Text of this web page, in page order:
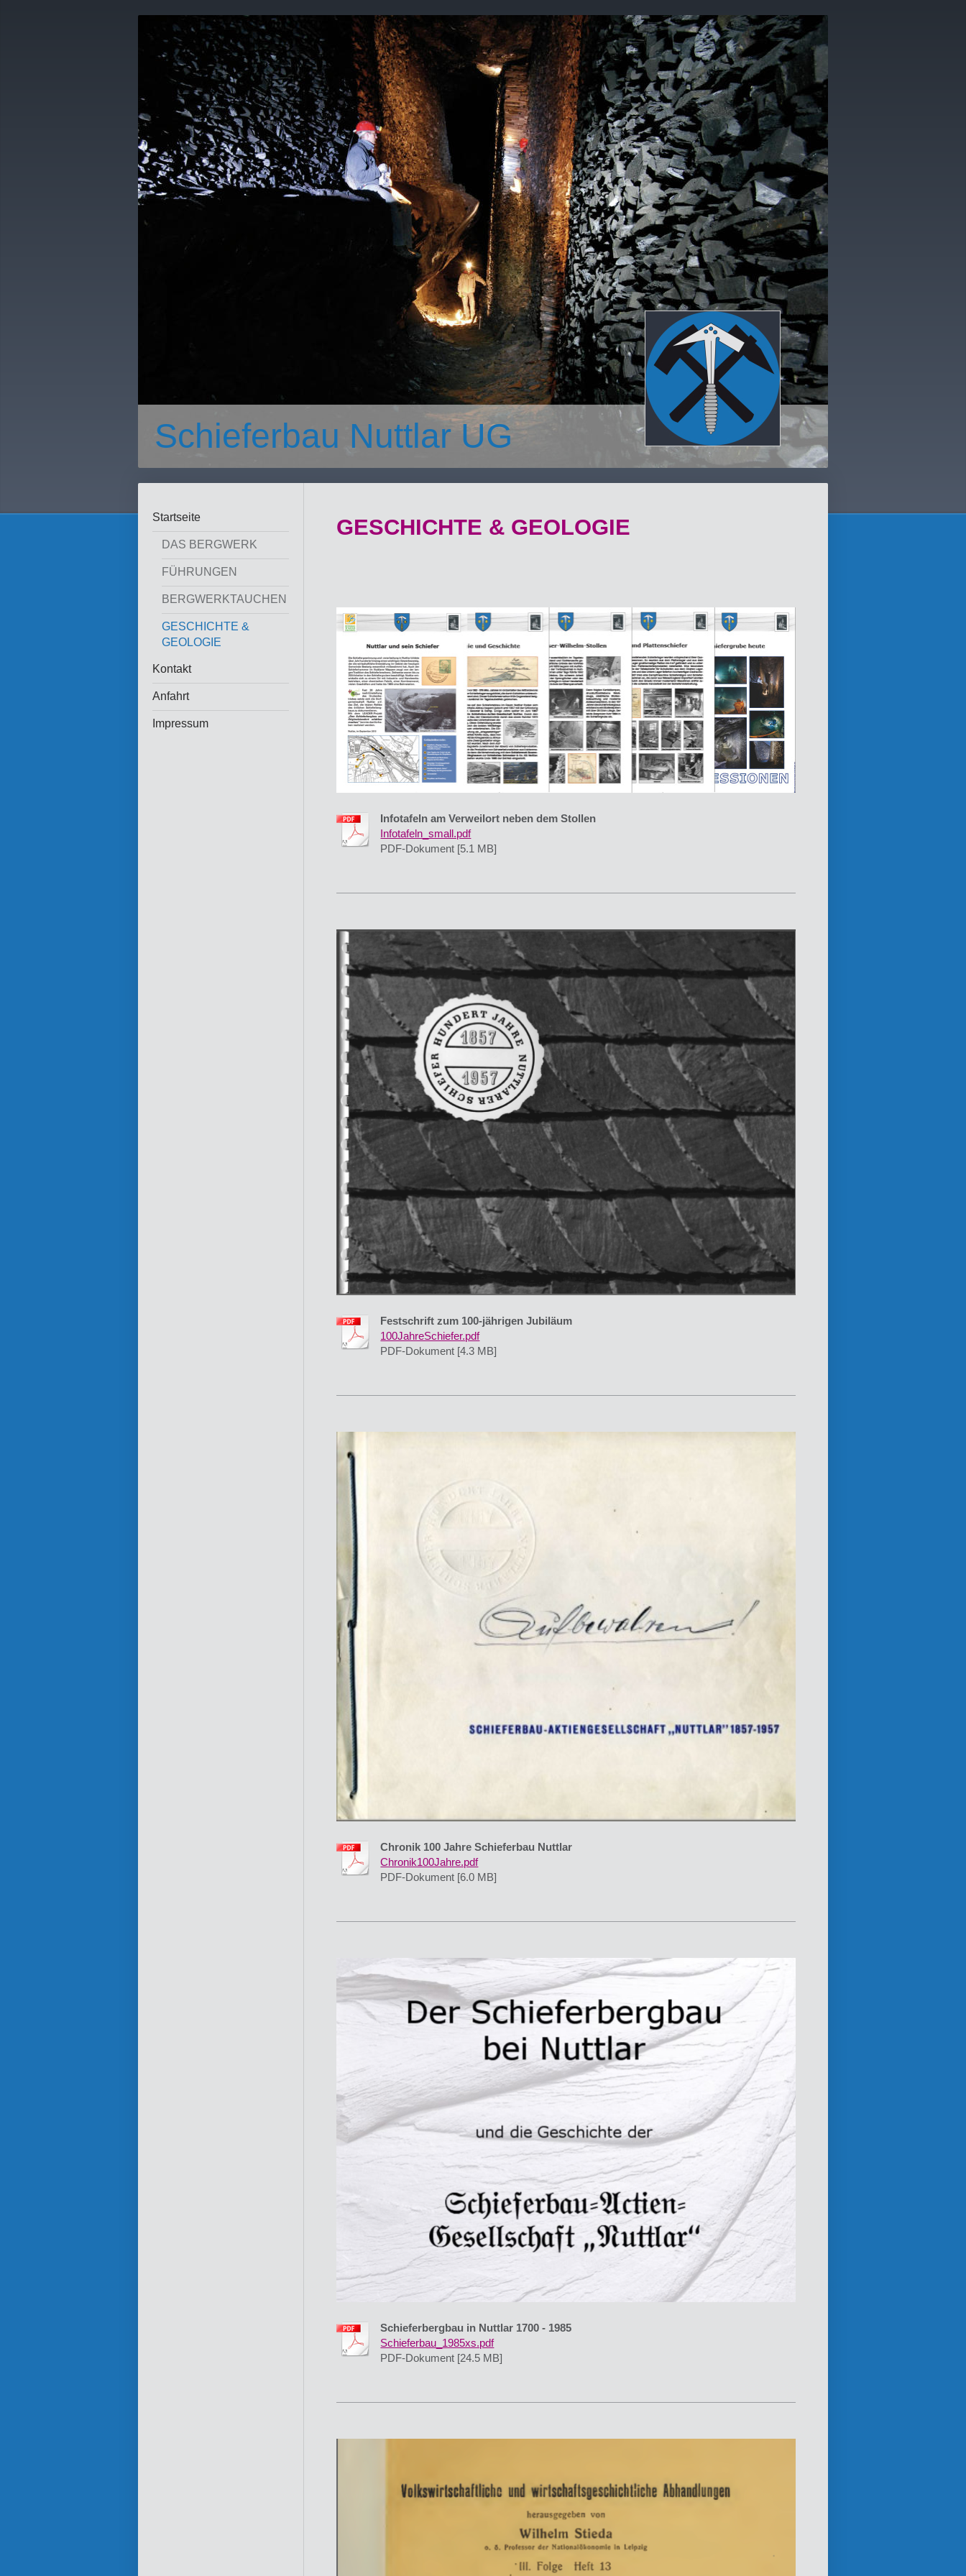
Schieferbau Nuttlar UG
Startseite
DAS BERGWERK
FÜHRUNGEN
BERGWERKTAUCHEN
GESCHICHTE &
GEOLOGIE
Kontakt
Anfahrt
Impressum
GESCHICHTE & GEOLOGIE
Infotafeln am Verweilort neben dem Stollen
Infotafeln_small.pdf
PDF-Dokument [5.1 MB]
Festschrift zum 100-jährigen Jubiläum
100JahreSchiefer.pdf
PDF-Dokument [4.3 MB]
Chronik 100 Jahre Schieferbau Nuttlar
Chronik100Jahre.pdf
PDF-Dokument [6.0 MB]
Schieferbergbau in Nuttlar 1700 - 1985
Schieferbau_1985xs.pdf
PDF-Dokument [24.5 MB]